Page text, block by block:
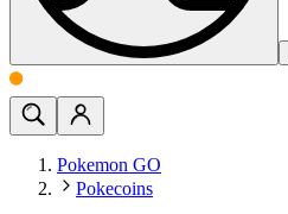
Pokemon GO
Pokecoins